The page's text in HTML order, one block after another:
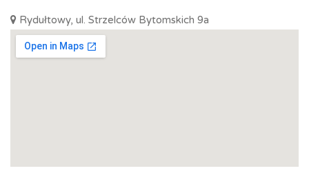
Rydułtowy, ul. Strzelców Bytomskich 9a